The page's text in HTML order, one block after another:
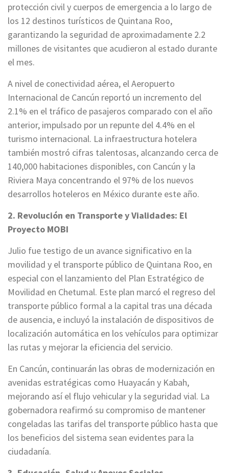
protección civil y cuerpos de emergencia a lo largo de
los 12 destinos turísticos de Quintana Roo,
garantizando la seguridad de aproximadamente 2.2
millones de visitantes que acudieron al estado durante
el mes.
A nivel de conectividad aérea, el Aeropuerto
Internacional de Cancún reportó un incremento del
2.1% en el tráfico de pasajeros comparado con el año
anterior, impulsado por un repunte del 4.4% en el
turismo internacional. La infraestructura hotelera
también mostró cifras talentosas, alcanzando cerca de
140,000 habitaciones disponibles, con Cancún y la
Riviera Maya concentrando el 97% de los nuevos
desarrollos hoteleros en México durante este año.
2. Revolución en Transporte y Vialidades: El
Proyecto MOBI
Julio fue testigo de un avance significativo en la
movilidad y el transporte público de Quintana Roo, en
especial con el lanzamiento del Plan Estratégico de
Movilidad en Chetumal. Este plan marcó el regreso del
transporte público formal a la capital tras una década
de ausencia, e incluyó la instalación de dispositivos de
localización automática en los vehículos para optimizar
las rutas y mejorar la eficiencia del servicio.
En Cancún, continuarán las obras de modernización en
avenidas estratégicas como Huayacán y Kabah,
mejorando así el flujo vehicular y la seguridad vial. La
gobernadora reafirmó su compromiso de mantener
congeladas las tarifas del transporte público hasta que
los beneficios del sistema sean evidentes para la
ciudadanía.